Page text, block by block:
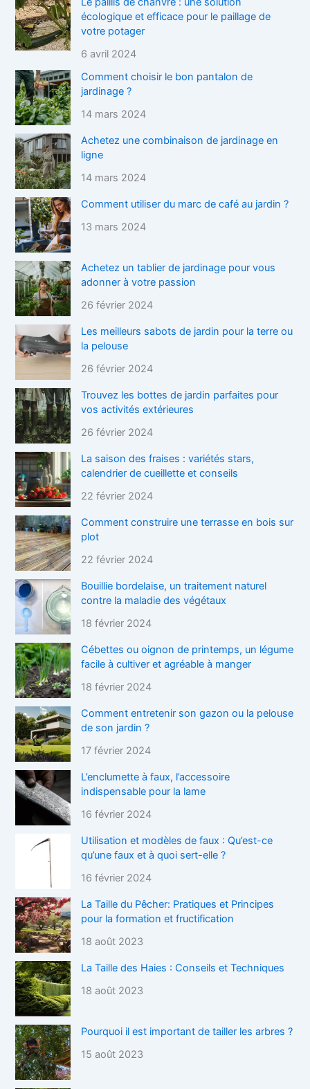
écologique et efficace pour le paillage de
votre potager
6 avril 2024
Comment choisir le bon pantalon de
jardinage ?
14 mars 2024
Achetez une combinaison de jardinage en
ligne
14 mars 2024
Comment utiliser du marc de café au jardin ?
13 mars 2024
Achetez un tablier de jardinage pour vous
adonner à votre passion
26 février 2024
Les meilleurs sabots de jardin pour la terre ou
la pelouse
26 février 2024
Trouvez les bottes de jardin parfaites pour
vos activités extérieures
26 février 2024
La saison des fraises : variétés stars,
calendrier de cueillette et conseils
22 février 2024
Comment construire une terrasse en bois sur
plot
22 février 2024
Bouillie bordelaise, un traitement naturel
contre la maladie des végétaux
18 février 2024
Cébettes ou oignon de printemps, un légume
facile à cultiver et agréable à manger
18 février 2024
Comment entretenir son gazon ou la pelouse
de son jardin ?
17 février 2024
L’enclumette à faux, l’accessoire
indispensable pour la lame
16 février 2024
Utilisation et modèles de faux : Qu’est-ce
qu’une faux et à quoi sert-elle ?
16 février 2024
La Taille du Pêcher: Pratiques et Principes
pour la formation et fructification
18 août 2023
La Taille des Haies : Conseils et Techniques
18 août 2023
Pourquoi il est important de tailler les arbres ?
15 août 2023